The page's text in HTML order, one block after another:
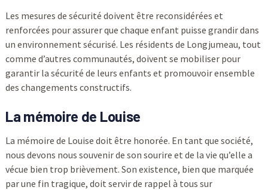
Les mesures de sécurité doivent être reconsidérées et
renforcées pour assurer que chaque enfant puisse grandir dans
un environnement sécurisé. Les résidents de Longjumeau, tout
comme d’autres communautés, doivent se mobiliser pour
garantir la sécurité de leurs enfants et promouvoir ensemble
des changements constructifs.
La mémoire de Louise
La mémoire de Louise doit être honorée. En tant que société,
nous devons nous souvenir de son sourire et de la vie qu’elle a
vécue bien trop brièvement. Son existence, bien que marquée
par une fin tragique, doit servir de rappel à tous sur